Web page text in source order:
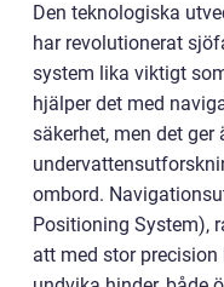
Den teknologiska
har revolutionerat
system lika viktigt
hjälper det med
säkerhet, men det
ombord.
Positioning System),
att med stor